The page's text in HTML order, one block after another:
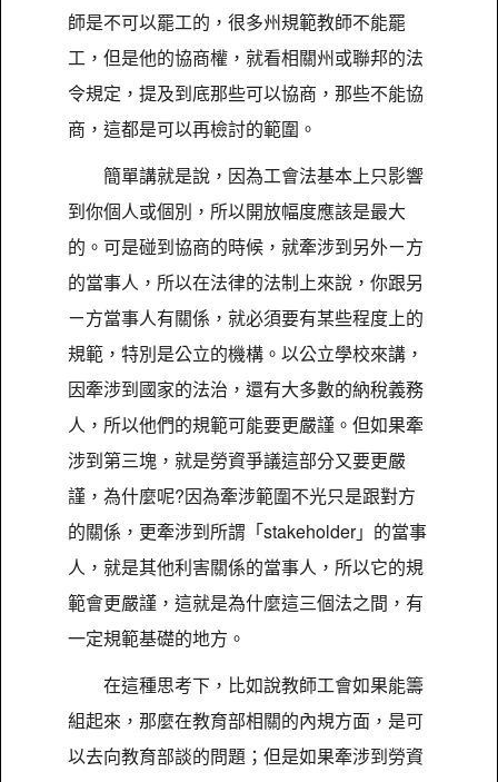
師是不可以罷工的，很多州規範教師不能罷
工，但是他的協商權，就看相關州或聯邦的法
令規定，提及到底那些可以協商，那些不能協
商，這都是可以再檢討的範圍。
簡單講就是說，因為工會法基本上只影響
到你個人或個別，所以開放幅度應該是最大
的。可是碰到協商的時候，就牽涉到另外ㄧ方
的當事人，所以在法律的法制上來說，你跟另
ㄧ方當事人有關係，就必須要有某些程度上的
規範，特別是公立的機構。以公立學校來講，
因牽涉到國家的法治，還有大多數的納稅義務
人，所以他們的規範可能要更嚴謹。但如果牽
涉到第三塊，就是勞資爭議這部分又要更嚴
謹，為什麼呢?因為牽涉範圍不光只是跟對方
的關係，更牽涉到所謂「stakeholder」的當事
人，就是其他利害關係的當事人，所以它的規
範會更嚴謹，這就是為什麼這三個法之間，有
一定規範基礎的地方。
在這種思考下，比如說教師工會如果能籌
組起來，那麼在教育部相關的內規方面，是可
以去向教育部談的問題；但是如果牽涉到勞資